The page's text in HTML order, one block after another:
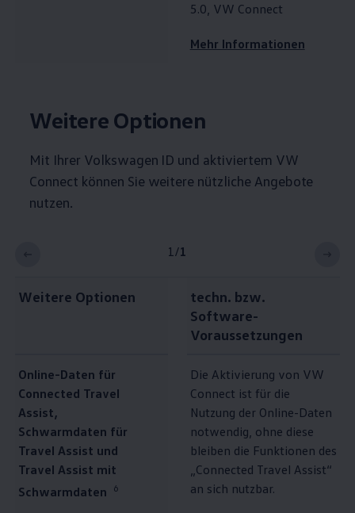
5.0, VW Connect
Mehr Informationen
Weitere Optionen
Mit Ihrer Volkswagen ID und aktiviertem VW
Connect können Sie weitere nützliche Angebote
nutzen.
1/1
Weitere Optionen
techn. bzw.
Software-
Voraussetzungen
Online-Daten für
Connected Travel
Assist,
Schwarmdaten für
Travel Assist und
Travel Assist mit
Schwarmdaten⁠
6
Die Aktivierung von VW
Connect ist für die
Nutzung der Online-Daten
notwendig, ohne diese
bleiben die Funktionen des
„Connected Travel Assist“
an sich nutzbar.